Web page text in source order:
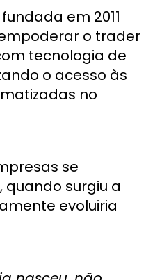
em 2011
o trader
tecnologia de
o acesso às
no
se
quando surgiu a
evoluiria